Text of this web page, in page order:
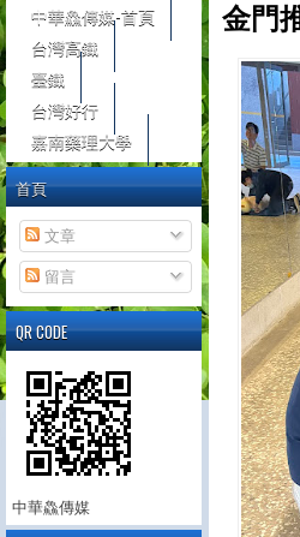
金門
中華鱻傳媒-首頁
台灣高鐵
臺鐵
台灣好行
嘉南藥理大學
首頁
文章
留言
QR CODE
中華鱻傳媒